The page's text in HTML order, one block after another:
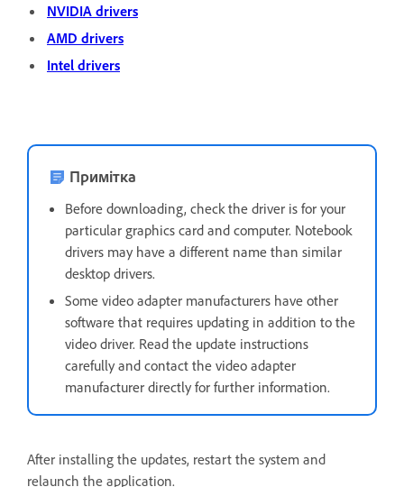
NVIDIA drivers
AMD drivers
Intel drivers
Примітка
Before downloading, check the driver is for your
particular graphics card and computer. Notebook
drivers may have a different name than similar
desktop drivers.
Some video adapter manufacturers have other
software that requires updating in addition to the
video driver. Read the update instructions
carefully and contact the video adapter
manufacturer directly for further information.
After installing the updates, restart the system and
relaunch the application.